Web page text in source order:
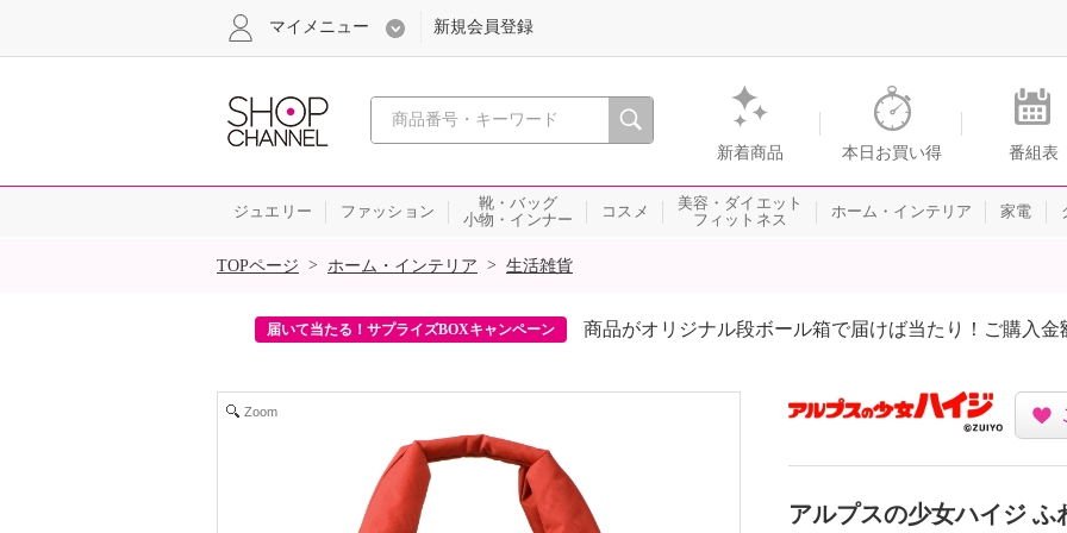
心おどる、瞬間を。通販・テレビショッピングのショップチャンネル
新着商品 本日お買い得 番組表
マイメニュー 新規会員登録
ジュエリー ファッション
靴・バッグ
小物・インナー
コスメ
美容・ダイエット
フィットネス
ホーム・インテリア 家電
SALE
TOPページ > ホーム・インテリア > 生活雑貨
届いて当たる！サプライズBOXキャンペーン 商品がオリジナル段ボール箱で届けば当たり！ご購入
Zoom
アルプスの少女ハイジ